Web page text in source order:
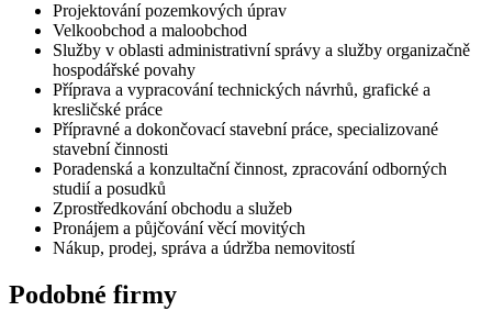
Projektování pozemkových úprav
Velkoobchod a maloobchod
Služby v oblasti administrativní správy a služby organizačně
hospodářské povahy
Příprava a vypracování technických návrhů, grafické a
kresličské práce
Přípravné a dokončovací stavební práce, specializované
stavební činnosti
Poradenská a konzultační činnost, zpracování odborných
studií a posudků
Zprostředkování obchodu a služeb
Pronájem a půjčování věcí movitých
Nákup, prodej, správa a údržba nemovitostí
Podobné firmy